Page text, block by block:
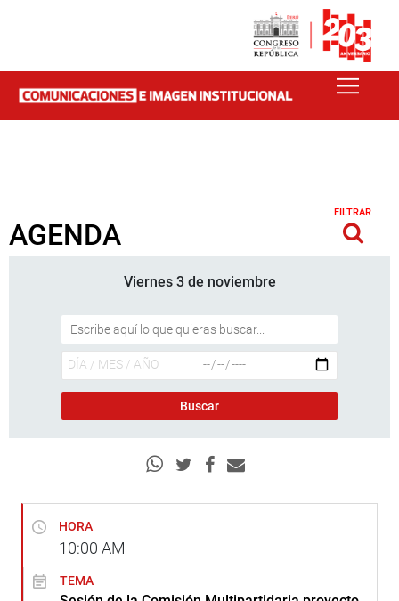
AGENDA
FILTRAR
Viernes 3 de noviembre
HORA
10:00 AM
TEMA